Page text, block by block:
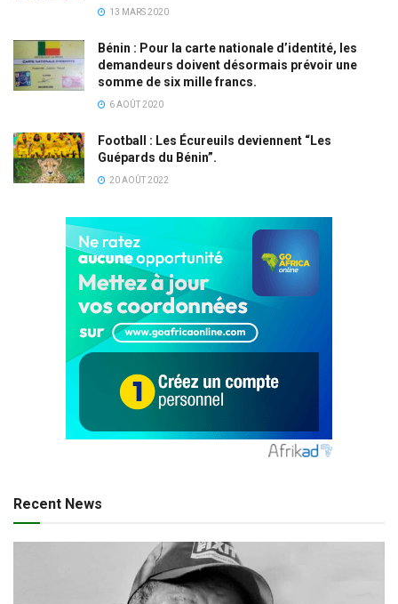
13 MARS 2020
Bénin : Pour la carte nationale d’identité, les
demandeurs doivent désormais prévoir une
somme de six mille francs.
6 AOÛT 2020
Football : Les Écureuils deviennent “Les
Guépards du Bénin”.
20 AOÛT 2022
Recent News